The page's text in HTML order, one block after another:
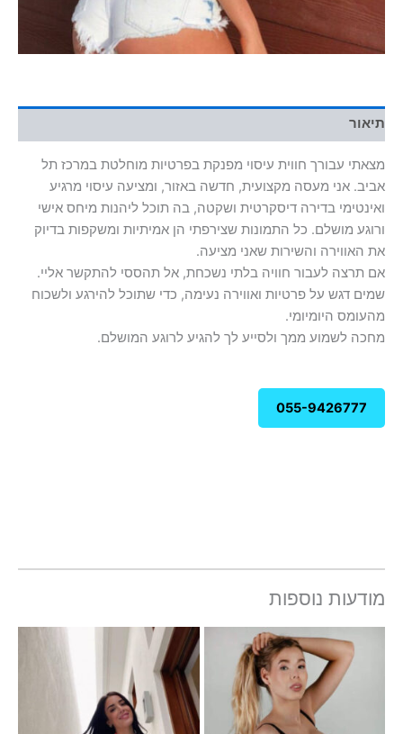
תיאור
מצאתי עבורך חווית עיסוי מפנקת בפרטיות מוחלטת במרכז תל
אביב. אני מעסה מקצועית, חדשה באזור, ומציעה עיסוי מרגיע
ואינטימי בדירה דיסקרטית ושקטה, בה תוכל ליהנות מיחס אישי
ורוגע מושלם. כל התמונות שצירפתי הן אמיתיות ומשקפות בדיוק
את האווירה והשירות שאני מציעה.
אם תרצה לעבור חוויה בלתי נשכחת, אל תהססי להתקשר אליי.
שמים דגש על פרטיות ואווירה נעימה, כדי שתוכל להירגע ולשכוח
מהעומס היומיומי.
מחכה לשמוע ממך ולסייע לך להגיע לרוגע המושלם.
055-9426777
מודעות נוספות